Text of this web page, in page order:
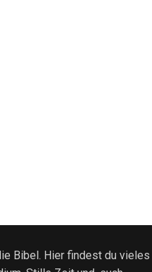
Bibel. Hier findest du vieles